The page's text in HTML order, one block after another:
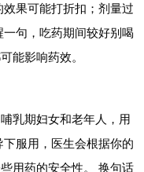
果可能打折扣；剂量过
句，吃药期间较好别喝
能影响药效。
乳期妇女和老年人，用
服用，医生会根据你的
用药的安全性。 换句话